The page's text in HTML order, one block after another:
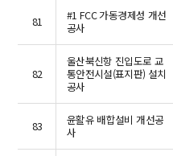
81
#1 FCC 가동경제성 개선
공사
82
울산북신항 진입도로 교
통안전시설(표지판) 설치
공사
83
윤활유 배합설비 개선공
사